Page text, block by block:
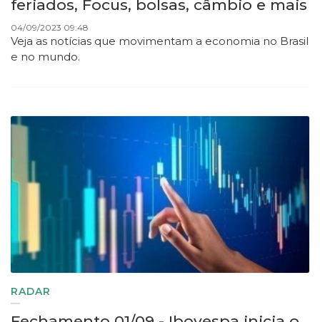
feriados, Focus, bolsas, câmbio e mais
04/09/2023 09:48
Veja as notícias que movimentam a economia no Brasil
e no mundo.
RADAR